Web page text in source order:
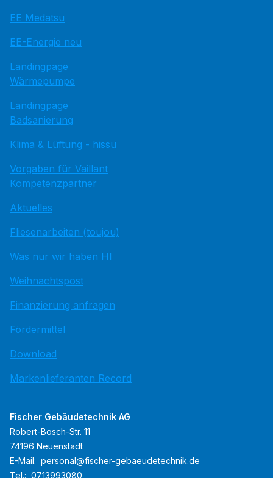
EE Medatsu
EE-Energie neu
Landingpage
Wärmepumpe
Landingpage
Badsanierung
Klima & Lüftung - hissu
Vorgaben für Vaillant
Kompetenzpartner
Aktuelles
Fliesenarbeiten (toujou)
Was nur wir haben HI
Weihnachtspost
Finanzierung anfragen
Fördermittel
Download
Markenlieferanten Record
Fischer Gebäudetechnik AG
Robert-Bosch-Str. 11
74196 Neuenstadt
E-Mail: personal@fischer-gebaeudetechnik.de
Tel.: 0713993080